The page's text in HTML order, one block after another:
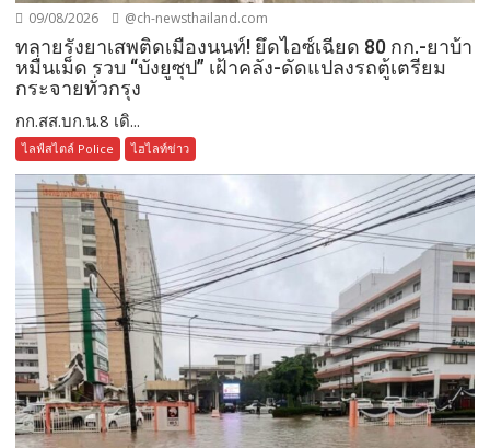
09/08/2026 @ch-newsthailand.com
ทลายรังยาเสพติดเมืองนนท์! ยึดไอซ์เฉียด 80 กก.-ยาบ้า
หมื่นเม็ด รวบ “บังยูซุป” เฝ้าคลัง-ดัดแปลงรถตู้เตรียม
กระจายทั่วกรุง
กก.สส.บก.น.8 เดิ...
ไลฟ์สไตล์ Police ไฮไลท์ข่าว